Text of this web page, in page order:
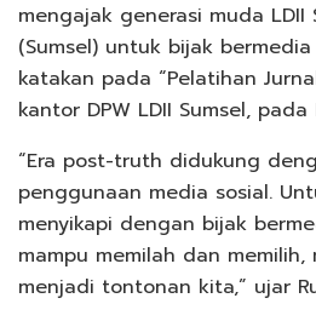
mengajak generasi muda LDII
(Sumsel) untuk bijak
katakan pada “Pelatihan
kantor DPW LDII Sumsel,
“Era post-truth didukung
penggunaan media sosial.
menyikapi dengan bijak
mampu memilah dan
menjadi tontonan kita,” ujar